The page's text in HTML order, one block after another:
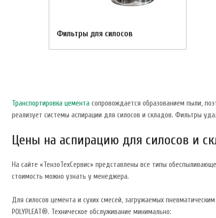
Фильтры для силосов
Транспортировка цемента сопровождается образованием пыли,
реализует системы аспирации для силосов и складов. Фильтры
Цены на аспирацию для силосов и
На сайте «ТензоТехСервис» представлены все типы
стоимость можно узнать у менеджера.
Для силосов цемента и сухих смесей, загружаемых
POLYPLEAT®. Техническое обслуживание минимально: